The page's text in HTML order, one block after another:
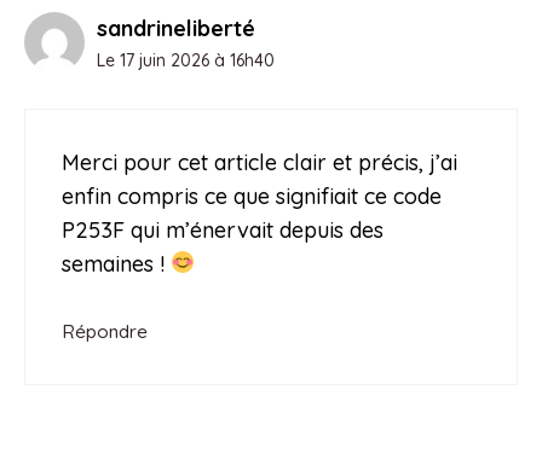
sandrineliberté
Le 17 juin 2026 à 16h40
Merci pour cet article clair et précis, j’ai
enfin compris ce que signifiait ce code
P253F qui m’énervait depuis des
semaines !
Répondre